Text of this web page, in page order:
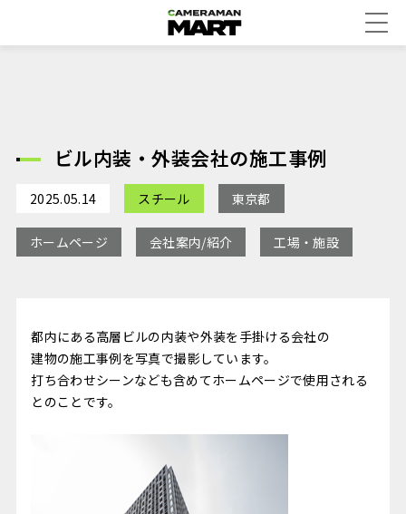
ビル内装・外装会社の施工事例
2025.05.14 スチール 東京都
ホームページ 会社案内/紹介 工場・施設
都内にある高層ビルの内装や外装を手掛ける会社の
建物の施工事例を写真で撮影しています。
打ち合わせシーンなども含めてホームページで使用される
とのことです。